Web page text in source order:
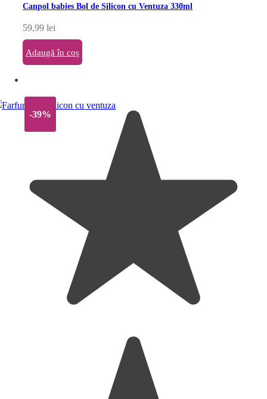
Canpol babies Bol de Silicon cu Ventuza 330ml
59,99lei
Adaugă în coș
-39%
-39%